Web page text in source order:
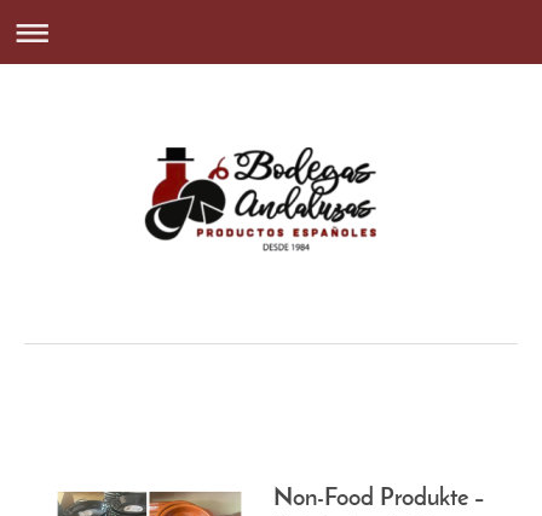
Non-Food Produkte –